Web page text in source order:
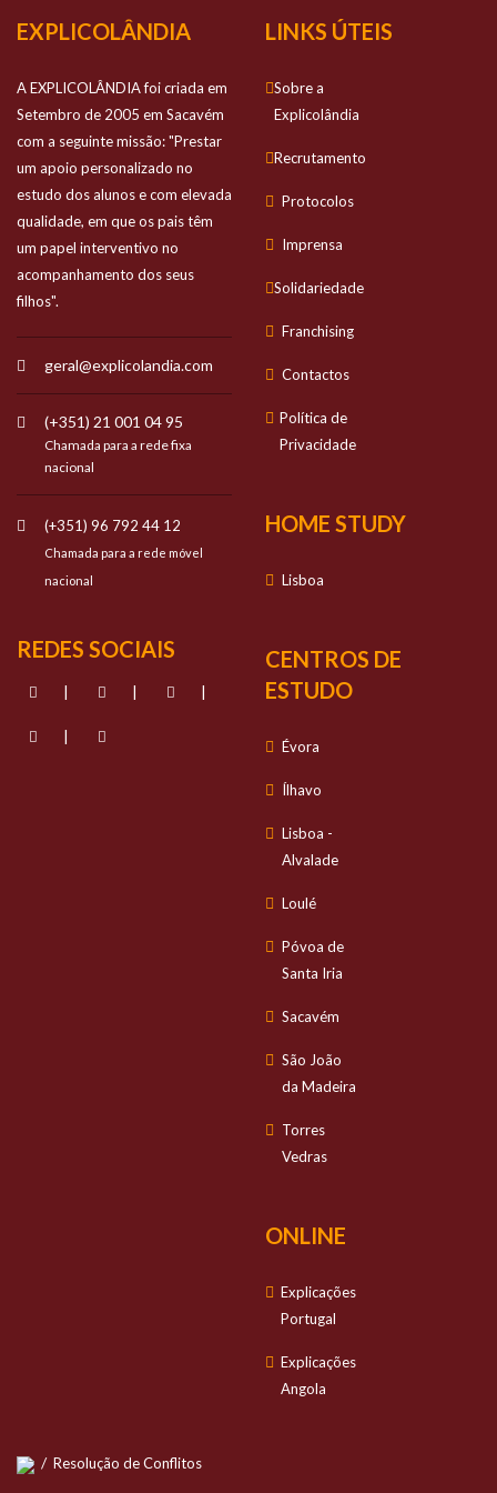
EXPLICOLÂNDIA
A EXPLICOLÂNDIA foi criada em
Setembro de 2005 em Sacavém
com a seguinte missão: "Prestar
um apoio personalizado no
estudo dos alunos e com elevada
qualidade, em que os pais têm
um papel interventivo no
acompanhamento dos seus
filhos".
geral@explicolandia.com
(+351) 21 001 04 95
Chamada para a rede fixa
nacional
(+351) 96 792 44 12
Chamada para a rede móvel
nacional
REDES SOCIAIS
| | |
|
LINKS ÚTEIS
Sobre a
Explicolândia
Recrutamento
Protocolos
Imprensa
Solidariedade
Franchising
Contactos
Política de
Privacidade
HOME STUDY
Lisboa
CENTROS DE
ESTUDO
Évora
Ílhavo
Lisboa -
Alvalade
Loulé
Póvoa de
Santa Iria
Sacavém
São João
da Madeira
Torres
Vedras
ONLINE
Explicações
Portugal
Explicações
Angola
/ Resolução de Conflitos